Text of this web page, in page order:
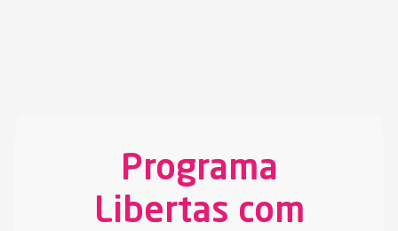
Programa
Libertas com